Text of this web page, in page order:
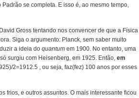
se completa. E isso é, ao mesmo tempo,
Gross tentando nos convencer de que a Física
Siga o argumento: Planck, sem saber muito
a ideia do quantum em 1900. No entanto, uma
surgiu com Heisenberg, em 1925. Então, em
2=1912.5 , ou seja, faz(fez) 100 anos por esses
frios, e outros assuntos. O mais interessante ficou